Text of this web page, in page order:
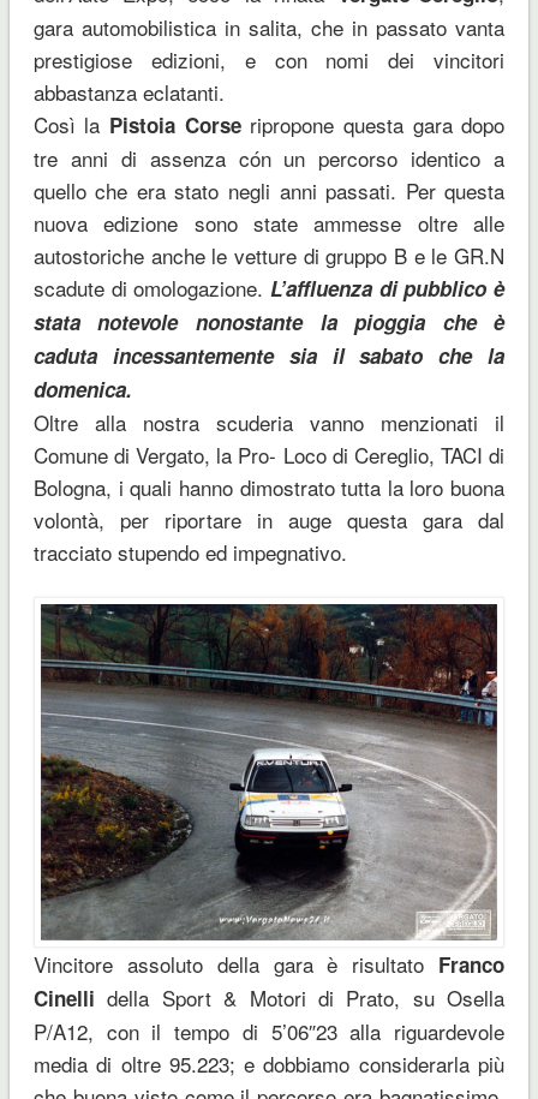
gara automobilistica in salita, che in passato vanta
prestigiose edizioni, e con nomi dei vincitori
abbastanza eclatanti.
Così la Pistoia Corseripropone questa gara dopo
tre anni di assenza cón un percorso identico a
quello che era stato negli anni passati. Per questa
nuova edizione sono state ammesse oltre alle
autostoriche anche le vetture di gruppo B e le GR.N
scadute di omologazione. L’affluenza di pubblico è
stata notevole nonostante la pioggia che è
caduta incessantemente sia il sabato che la
domenica.
Oltre alla nostra scuderia vanno menzionati il
Comune di Vergato, la Pro- Loco di Cereglio, TACI di
Bologna, i quali hanno dimostrato tutta la loro buona
volontà, per riportare in auge questa gara dal
tracciato stupendo ed impegnativo.
Vincitore assoluto della gara è risultato Franco
Cinelli della Sport & Motori di Prato, su Osella
P/A12, con il tempo di 5’06″23 alla riguardevole
media di oltre 95.223; e dobbiamo considerarla più